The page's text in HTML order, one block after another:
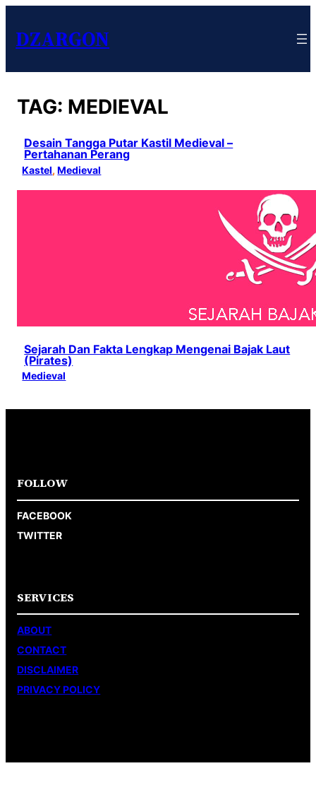
DZARGON
TAG: MEDIEVAL
Desain Tangga Putar Kastil Medieval –
Pertahanan Perang
Kastel, Medieval
Sejarah Dan Fakta Lengkap Mengenai Bajak Laut
(Pirates)
Medieval
FOLLOW
FACEBOOK
TWITTER
SERVICES
ABOUT
CONTACT
DISCLAIMER
PRIVACY POLICY